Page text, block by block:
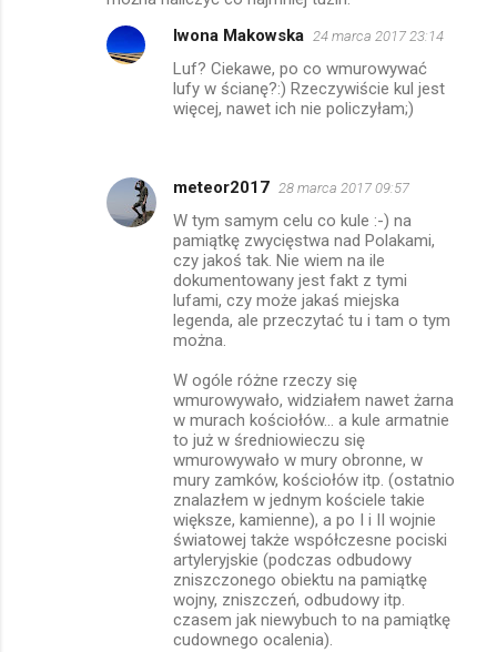
Iwona Makowska 24 marca 2017 23:14
Luf? Ciekawe, po co wmurowywać
lufy w ścianę?:) Rzeczywiście kul jest
więcej, nawet ich nie policzyłam;)
meteor2017 28 marca 2017 09:57
W tym samym celu co kule :-) na
pamiątkę zwycięstwa nad Polakami,
czy jakoś tak. Nie wiem na ile
dokumentowany jest fakt z tymi
lufami, czy może jakaś miejska
legenda, ale przeczytać tu i tam o tym
można.
W ogóle różne rzeczy się
wmurowywało, widziałem nawet żarna
w murach kościołów... a kule armatnie
to już w średniowieczu się
wmurowywało w mury obronne, w
mury zamków, kościołów itp. (ostatnio
znalazłem w jednym kościele takie
większe, kamienne), a po I i II wojnie
światowej także współczesne pociski
artyleryjskie (podczas odbudowy
zniszczonego obiektu na pamiątkę
wojny, zniszczeń, odbudowy itp.
czasem jak niewybuch to na pamiątkę
cudownego ocalenia).